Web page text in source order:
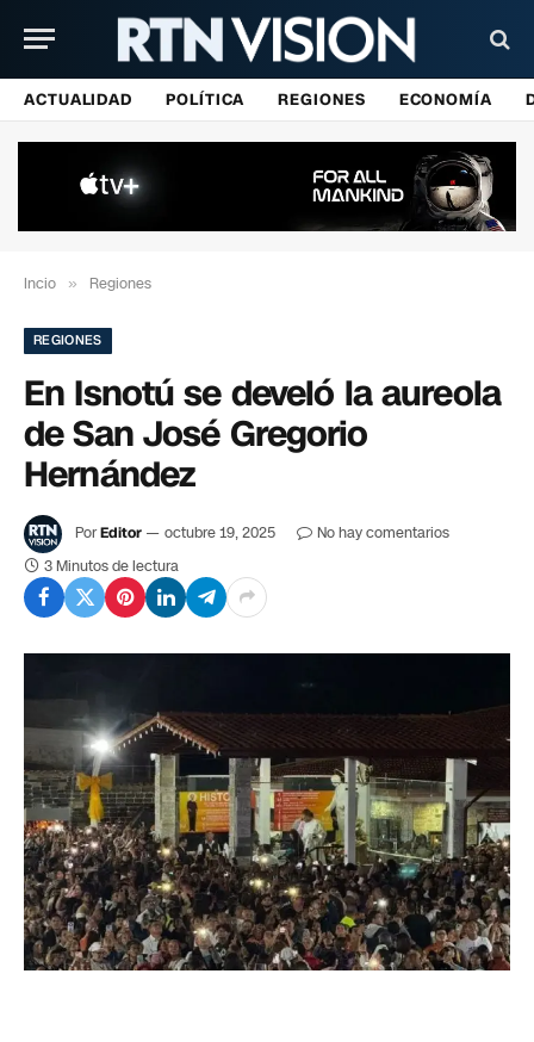
ACTUALIDAD POLÍTICA REGIONES ECONOMÍA
Incio » Regiones
REGIONES
En Isnotú se develó la aureola
de San José Gregorio
Hernández
PorEditor octubre 19, 2025
No hay comentarios
3 Minutos de lectura